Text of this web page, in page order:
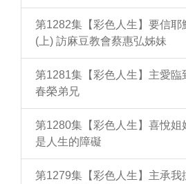
第1282集【彩色人生】要信耶
(上) 訪麻豆教會蔡惠弘姊妹
第1281集【彩色人生】主愛臨
春榮弟兄
第1280集【彩色人生】喜悅
是人生的障礙
第1279集【彩色人生】主承我